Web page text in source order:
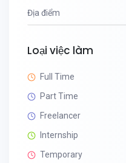
Địa điểm
Loại việc làm
Full Time
Part Time
Freelancer
Internship
Temporary